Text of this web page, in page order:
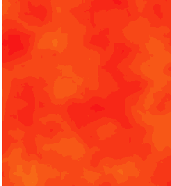
! 伴您休闲网站，将免费给您带来趣味时
宣传和信息发布，有需求者请与我们联系。